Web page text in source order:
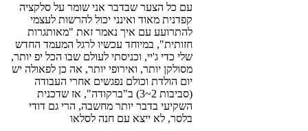
עם כל הצער שבדבר אני שומר על סלקציה
קפדנית מאוד ואינני יכול להרשות לעצמי
להתרועע עם איך נאמר זאת "מאותגרות
חזותית", במיוחד עכשיו לרגל המעמד החדש
שלי כדי ג'יי, וכניסתי לעולם שבו הכל יפ יותר,
מסולקן יותר, ואירופי יותר, אה כן לפאולה יש
יום הולדת וכולם נפגשים אחרי העבודה
(סביבות 2~3) ב"ברקודה", אז שדכנית
השקיעי בדבר יותר מחשבה, הרי גם דודי
בלסר, לא ייצא עם חנה לסלאו